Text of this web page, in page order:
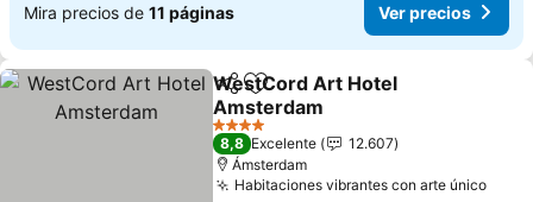
Mira precios de 11 páginas Ver precios
CompartirAgregar a favoritos
WestCord Art Hotel
Amsterdam
Ver precios
4 Estrellas
8,8 Excelente
12.607
Ámsterdam
Habitaciones vibrantes con arte únicoVer